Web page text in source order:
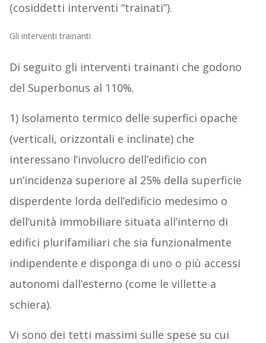
(cosiddetti interventi “trainati”).
Gli interventi trainanti
Di seguito gli interventi trainanti che godono
del Superbonus al 110%.
1) Isolamento termico delle superfici opache
(verticali, orizzontali e inclinate) che
interessano l’involucro dell’edificio con
un’incidenza superiore al 25% della superficie
disperdente lorda dell’edificio medesimo o
dell’unità immobiliare situata all’interno di
edifici plurifamiliari che sia funzionalmente
indipendente e disponga di uno o più accessi
autonomi dall’esterno (come le villette a
schiera).
Vi sono dei tetti massimi sulle spese su cui